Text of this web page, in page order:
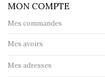
MON COMPTE
Mes commandes
Mes avoirs
Mes adresses